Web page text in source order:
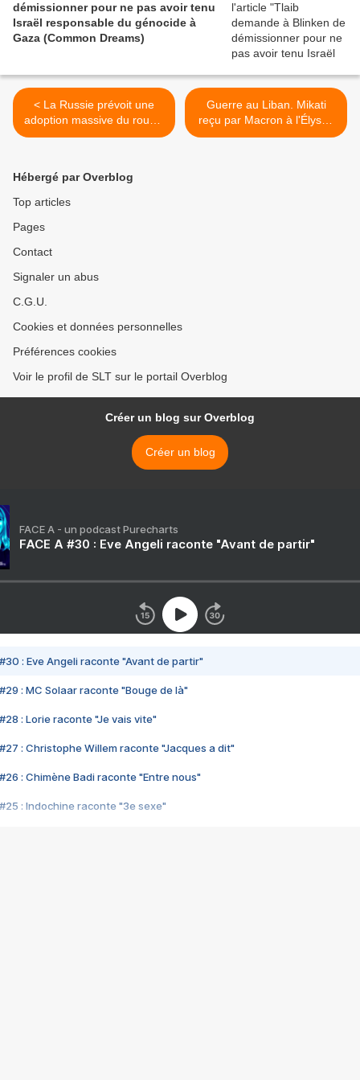
démissionner pour ne pas avoir tenu
Israël responsable du génocide à
Gaza (Common Dreams)
< La Russie prévoit une
adoption massive du rouble
numérique à la mi-2025. Ce
Guardian)
Guerre au Liban. Mikati
reçu par Macron à l'Élysée
pour « trouver un moyen de
Hébergé par Overblog
Top articles
Pages
Contact
Signaler un abus
C.G.U.
Cookies et données personnelles
Préférences cookies
Voir le profil de SLT sur le portail Overblog
Créer un blog sur Overblog
Créer un blog
FACE A - un podcast Purecharts
FACE A #30 : Eve Angeli raconte "Avant de partir"
#30 : Eve Angeli raconte "Avant de partir"
#29 : MC Solaar raconte "Bouge de là"
#28 : Lorie raconte "Je vais vite"
#27 : Christophe Willem raconte "Jacques a dit"
#26 : Chimène Badi raconte "Entre nous"
#25 : Indochine raconte "3e sexe"